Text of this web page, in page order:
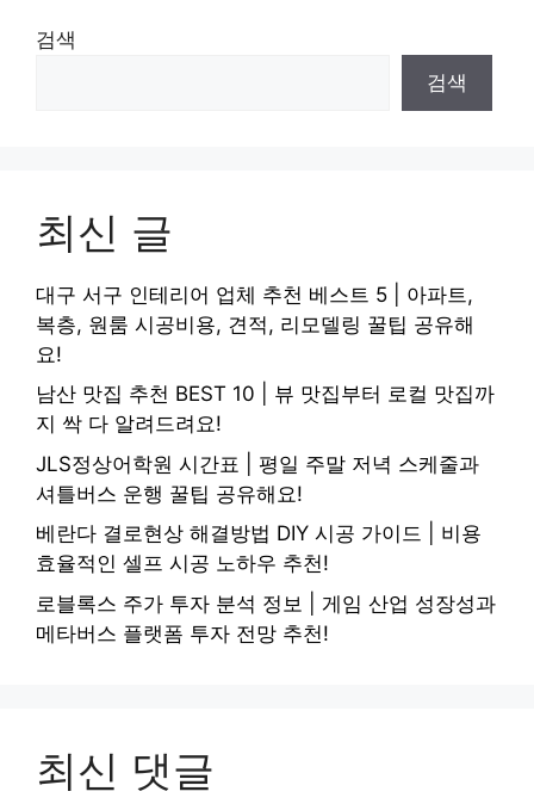
검색
검색
최신 글
대구 서구 인테리어 업체 추천 베스트 5 | 아파트,
복층, 원룸 시공비용, 견적, 리모델링 꿀팁 공유해
요!
남산 맛집 추천 BEST 10 | 뷰 맛집부터 로컬 맛집까
지 싹 다 알려드려요!
JLS정상어학원 시간표 | 평일 주말 저녁 스케줄과
셔틀버스 운행 꿀팁 공유해요!
베란다 결로현상 해결방법 DIY 시공 가이드 | 비용
효율적인 셀프 시공 노하우 추천!
로블록스 주가 투자 분석 정보 | 게임 산업 성장성과
메타버스 플랫폼 투자 전망 추천!
최신 댓글